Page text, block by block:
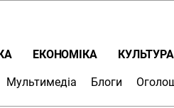
ЕКОНОМІКА КУЛЬТУРА
Мультимедіа Блоги